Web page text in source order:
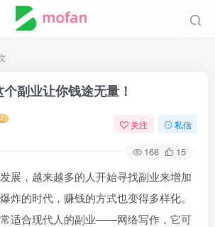
副业让你钱途无量！
关注 私信
168 15
展，越来越多的人开始寻找副业来增加
炸的时代，赚钱的方式也变得多样化。
适合现代人的副业——网络写作，它可